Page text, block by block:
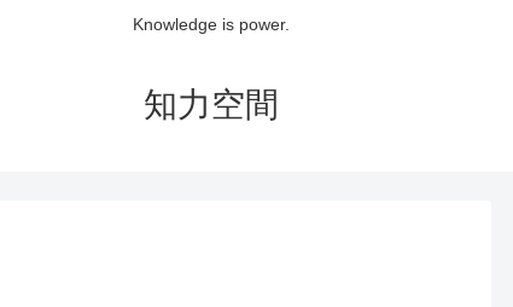
Knowledge is power.
知力空間